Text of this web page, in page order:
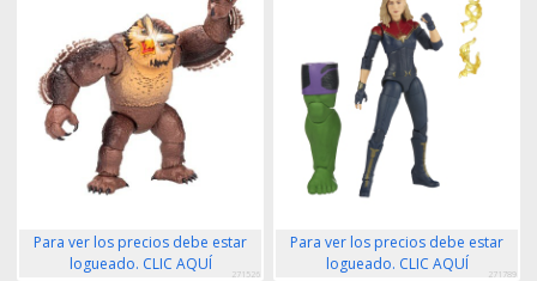
Para ver los precios debe estar
logueado. CLIC AQUÍ
271526
Para ver los precios debe estar
logueado. CLIC AQUÍ
271789